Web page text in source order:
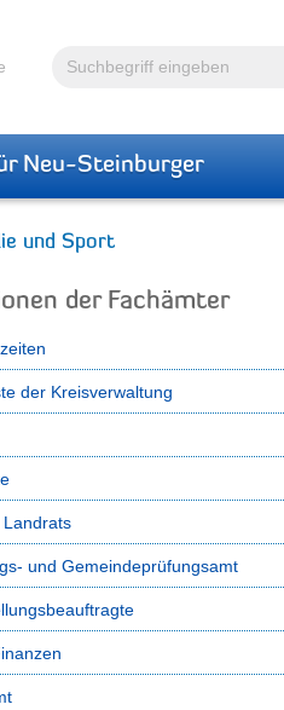
Volltextsuche
Neu-Steinburger
und Sport
der Fachämter
der Kreisverwaltung
Landrats
und Gemeindeprüfungsamt